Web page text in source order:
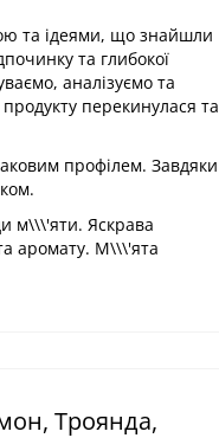
та ідеями, що знайшли
та глибокої
аналізуємо та
перекинулася та
профілем. Завдяки
м\\\'яти. Яскрава
аромату. М\\\'ята
Троянда,